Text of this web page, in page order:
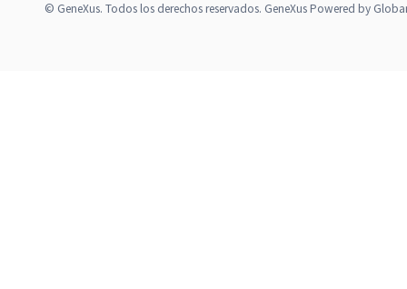
© GeneXus. Todos los derechos reservados. GeneXus Powered by